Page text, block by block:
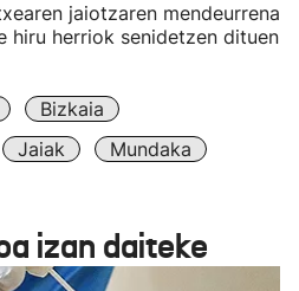
jaiotzaren mendeurrena
hiru herriok senidetzen dituen
Bizkaia
Jaiak Mundaka
izan daiteke